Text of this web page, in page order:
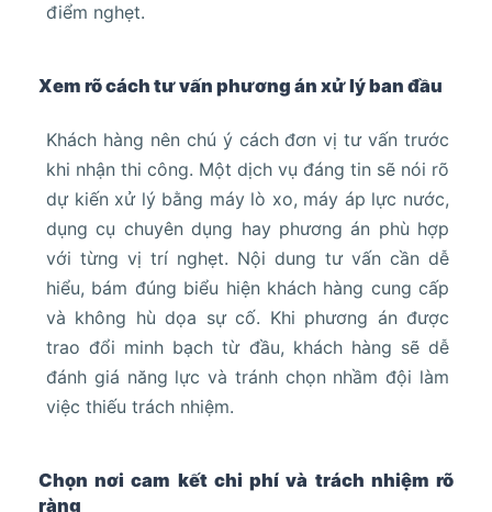
điểm nghẹt.
Xem rõ cách tư vấn phương án xử lý ban đầu
Khách hàng nên chú ý cách đơn vị tư vấn trước
khi nhận thi công. Một dịch vụ đáng tin sẽ nói rõ
dự kiến xử lý bằng máy lò xo, máy áp lực nước,
dụng cụ chuyên dụng hay phương án phù hợp
với từng vị trí nghẹt. Nội dung tư vấn cần dễ
hiểu, bám đúng biểu hiện khách hàng cung cấp
và không hù dọa sự cố. Khi phương án được
trao đổi minh bạch từ đầu, khách hàng sẽ dễ
đánh giá năng lực và tránh chọn nhầm đội làm
việc thiếu trách nhiệm.
Chọn nơi cam kết chi phí và trách nhiệm rõ
ràng